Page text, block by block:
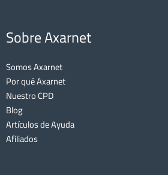
Sobre Axarnet
Somos Axarnet
Por qué Axarnet
Nuestro CPD
Blog
Artículos de Ayuda
Afiliados